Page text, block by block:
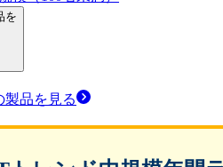
を
製品を見る